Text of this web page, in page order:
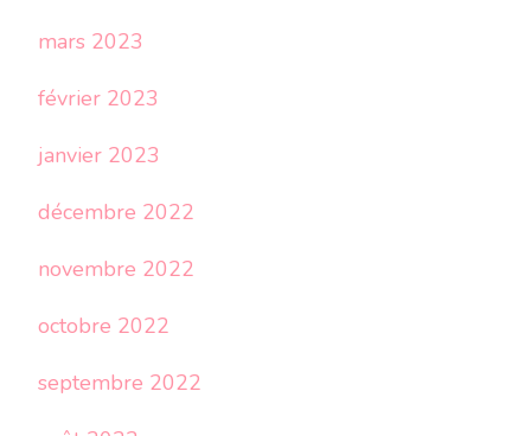
mars 2023
février 2023
janvier 2023
décembre 2022
novembre 2022
octobre 2022
septembre 2022